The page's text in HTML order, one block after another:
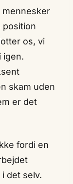
mennesker
os, vi
igen.
skam uden
er det
fordi en
det selv.